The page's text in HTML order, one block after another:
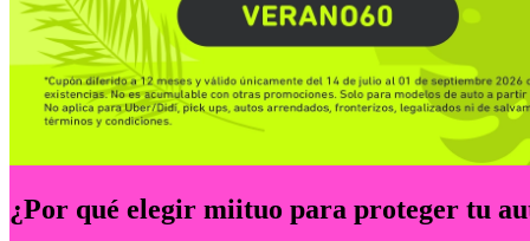
¿Por qué elegir miituo para proteger tu